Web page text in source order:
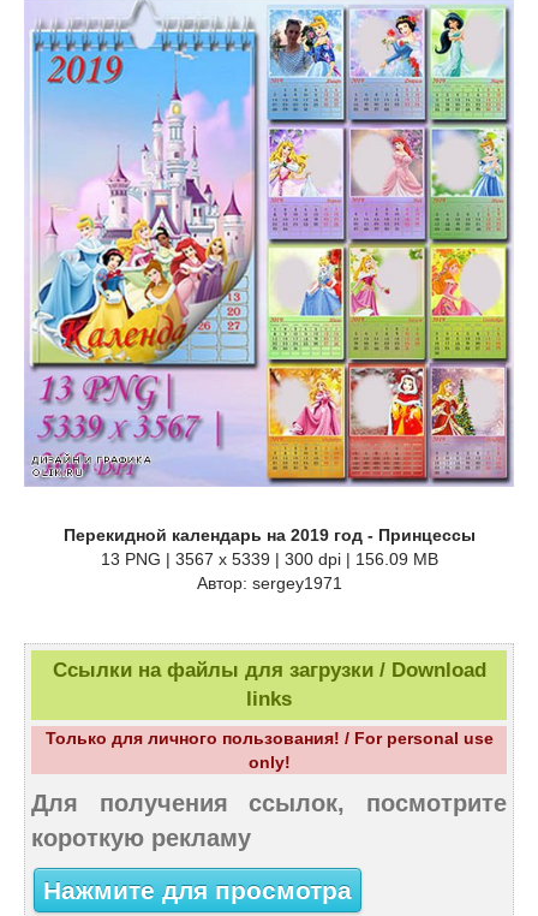
Перекидной календарь на 2019 год - Принцессы
13 PNG | 3567 x 5339 | 300 dpi | 156.09 MB
Автор: sergey1971
Ссылки на файлы для загрузки / Download
links
Только для личного пользования! / For personal use
only!
Для получения ссылок, посмотрите
короткую рекламу
Нажмите для просмотра